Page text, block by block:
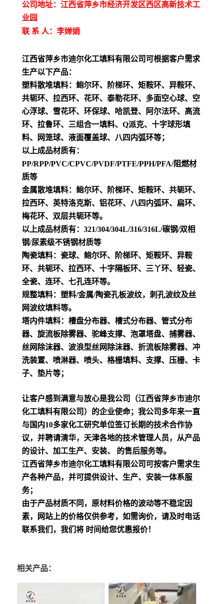
公司地址：江西省萍乡市经济开发区西区高新技术工
业园
联 系 人：李婵娟
江西省萍乡市迪尔化工填料有限公司可根据客户需求
生产以下产品：
塑料散堆填料：鲍尔环、阶梯环、矩鞍环、异鞍环、
共轭环、拉西环、花环、泰勒花环、多面空心球、空
心浮球、雪花环、环保球、哈凯登、阿尔法环、高流
环、拉鲁环、三组合一填料、Q派克、十字球形填
料、网笼球、液面覆盖球、八四内弧环等；
以上成品材质有：
PP/RPP/PVC/CPVC/PVDF/PTFE/PPH/PFA/阻燃材
质等
金属散堆填料：鲍尔环、阶梯环、矩鞍环、共轭环、
拉西环、英特洛克斯、铝花环、八四内弧环、扁环、
梅花环、双层共轭环等。
以上成品材质有：321/304/304L/316/316L/碳钢/双相
钢/尿素级不锈钢材质等
陶瓷填料：瓷球、鲍尔环、阶梯环、矩鞍环、异鞍
环、共轭环、拉西环、十字隔板环、三丫环、轻瓷、
全瓷、连环、七孔连环等。
规整填料：塑料/金属/陶瓷孔板波纹，刺孔波纹及丝
网波纹填料等。
塔内件填料：槽盘分布器、槽式分布器、管式分布
器、旋流板除雾器、驼峰支撑、泡罩塔盘、捕雾器、
丝网除沫器、波浪型丝网除沫器、折流板除雾器、冲
洗装置、喷淋器、喷头、格栅填料、支撑、压栅、卡
子、垫片等；
让客户感到满意与放心是我公司（江西省萍乡市迪尔
化工填料有限公司）的企业使命；我公司多年来一直
与国内10多家化工研究单位签订长期的技术合作协
议，并聘请清华，天津各地的技术管理人员，从产品
的设计、加工生产、安装、 的售后服务等。
江西省萍乡市迪尔化工填料有限公司可按客户需求生
产各种产品，并可提供设计、生产、安装一体系服
务；
由于产品材质不同，原材料价格的波动等不稳定因
素，网站上的价格仅供参考，如需询价，请及时电话
联系我们，我们将 时间给您优惠报价！
相关产品：